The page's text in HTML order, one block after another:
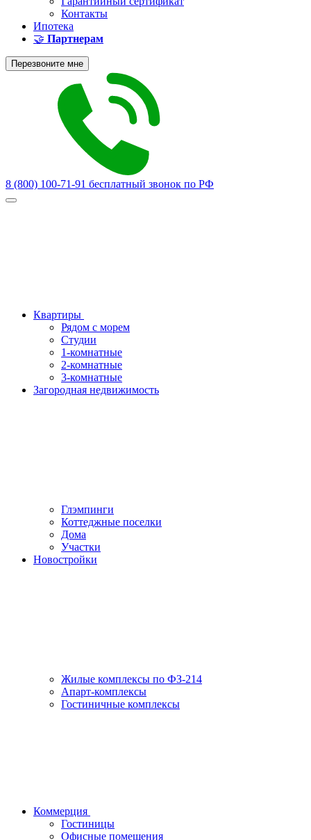
Контакты
Ипотека
🤝 Партнерам
Перезвоните мне
8 (800) 100-71-91 бесплатный звонок по РФ
Квартиры
Рядом с морем
Студии
1-комнатные
2-комнатные
3-комнатные
Загородная недвижимость
Глэмпинги
Коттеджные поселки
Дома
Участки
Новостройки
Жилые комплексы по ФЗ-214
Апарт-комплексы
Гостиничные комплексы
Коммерция
Гостиницы
Офисные помещения